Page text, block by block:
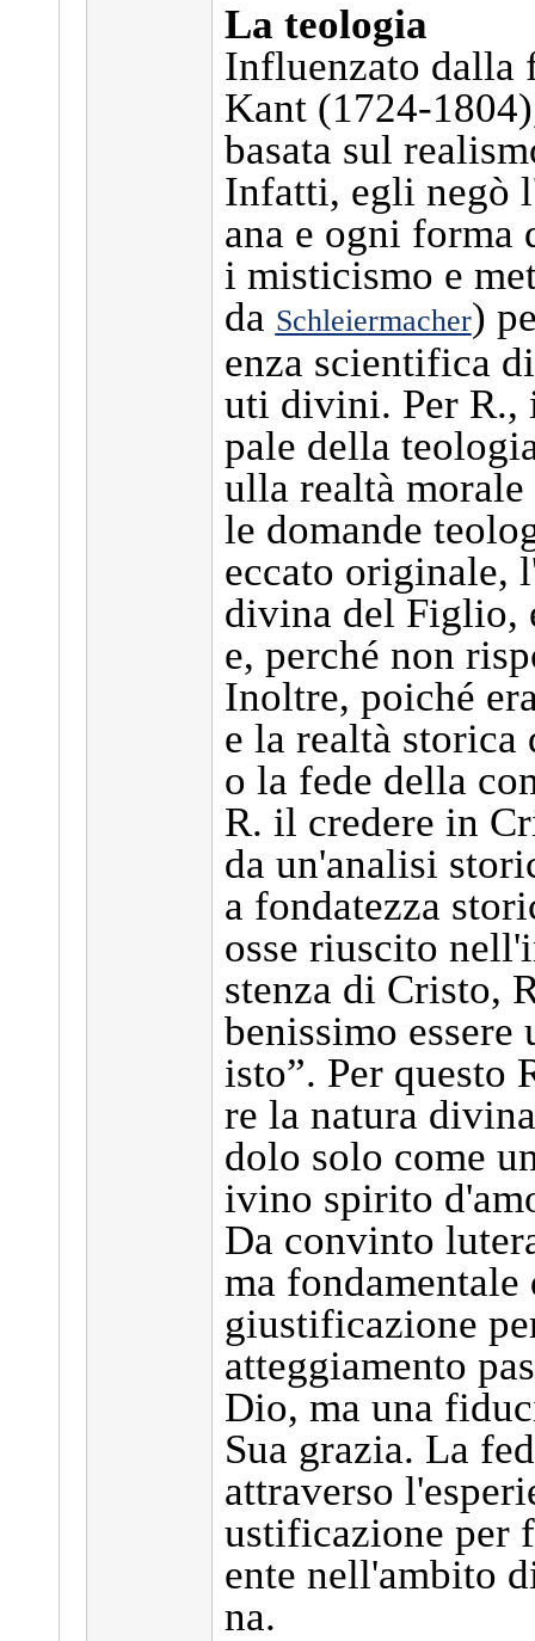
La teologia
Influenzato dalla
Kant (1724-
basata sul
Infatti, egli negò
ana e ogni forma
i misticismo e
da Schleiermacher)
enza scientifica
uti divini. Per R.,
pale della
ulla realtà
le domande
eccato originale,
divina del Figlio,
e, perché non
Inoltre, poiché
e la realtà storica
o la fede della
R. il credere in
da un'analisi
a fondatezza
osse riuscito
stenza di Cristo,
benissimo essere
isto”. Per questo
re la natura
dolo solo come
ivino spirito
Da convinto
ma
giustificazione
atteggiamento
Dio, ma una
Sua grazia. La
attraverso
ustificazione per
ente nell'ambito
na.